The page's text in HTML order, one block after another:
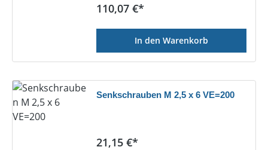
Regulärer Preis:
110,07 €*
In den Warenkorb
Senkschrauben M 2,5 x 6 VE=200
Regulärer Preis:
21,15 €*